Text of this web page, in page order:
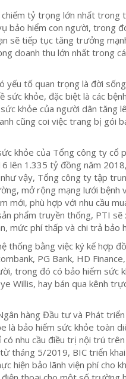
tỷ trọng lớn nhất trong
bảo hiểm con người, trong
sẽ tiếp tục tăng trưởng
doanh thu lớn nhất trong
yếu tố quan trọng là đời
sức khỏe, đặc biệt là các
khỏe của người dân tăng
cũng coi việc trang bị gói
khỏe của Tổng công ty cổ
lên 1.335 tỷ đồng năm
vậy, Tổng công ty tập
mở rộng mạng lưới bệnh
mới, phù hợp với nhu cầu
phẩm truyền thống, PTI sẽ
mức phí thấp và chi trả bảo
thống bằng việc ký kế hợp
PG Bank, HD
trong đó có bảo hiểm sức
Willis, hay bán qua kênh
hàng Đầu tư và Phát
là bảo hiểm sức khỏe toàn
có nhu cầu điều trị nội trú
tháng 5/2019, BIC triển
hiện bảo lãnh viện phí cho